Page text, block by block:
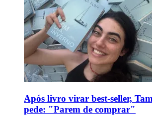
Após livro virar best-seller,
pede: "Parem de comprar"